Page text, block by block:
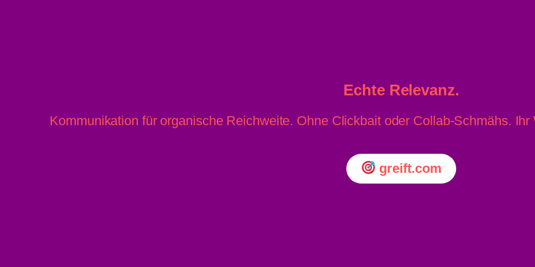
Echte Relevanz.
Kommunikation für organische Reichweite. Ohne Clickbait oder Collab-Schmähs.
greift.com